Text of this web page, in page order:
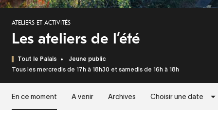
ATELIERS ET ACTIVITÉS
Les ateliers de l’été
Tout le Palais Jeune public
Tous les mercredis de 17h à 18h30 et samedis de 16h à 18h
En ce moment A venir Archives Choisir une date